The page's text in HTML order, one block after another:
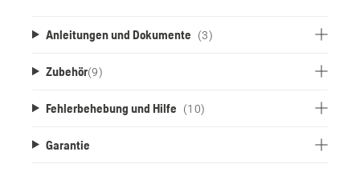
Anleitungen und Dokumente (3)
Zubehör(9)
Fehlerbehebung und Hilfe (10)
Garantie